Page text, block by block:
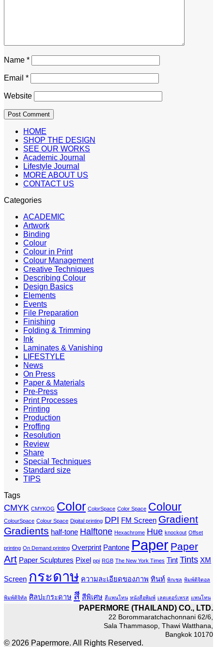
Name *
Email *
Website
HOME
SHOP THE DESIGN
SEE OUR WORKS
Academic Journal
Lifestyle Journal
MORE ABOUT US
CONTACT US
Categories
ACADEMIC
Artwork
Binding
Colour
Colour in Print
Colour Management
Creative Techniques
Describing Colour
Design Basics
Elements
Events
File Preparation
Finishing
Folding & Trimming
Ink
Laminates & Vanishing
LIFESTYLE
News
On Press
Paper & Materials
Pre-Press
Print Processes
Printing
Production
Proffing
Resolution
Review
Share
Special Techniques
Standard size
TIPS
Tags
CMYK CMYKOG Color ColorSpace Color Space Colour
ColourSpace Colour Space Digital printing DPI FM Screen Gradient
Gradients half-tone Halftone Hexachrome Hue knockout Offset
printing On Demand printing Overprint Pantone Paper Paper
Art Paper Sculptures Pixel ppi RGB The New York Times Tint Tints XM
Screen กระดาษ ความละเอียดของภาพ ทินท์ พิกเซล พิมพ์ดิจิตอล
พิมพ์ดิจิทัล ศิลปะกระดาษ สี สีพิเศษ สีแพนโทน หนังสือพิมพ์ เลตเตอร์เพรส แพนโทน
PAPERMORE (THAILAND) CO., LTD.
22 Borommaratchachonnani 62/6,
Sala Thammasop, Thawi Watthana,
Bangkok 10170
© 2026 Papermore. All Rights Reserved.